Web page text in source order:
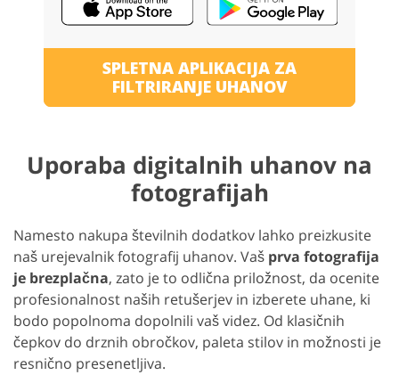
SPLETNA APLIKACIJA ZA
FILTRIRANJE UHANOV
Uporaba digitalnih uhanov na
fotografijah
Namesto nakupa številnih dodatkov lahko preizkusite
naš urejevalnik fotografij uhanov. Vaš prva fotografija
je brezplačna, zato je to odlična priložnost, da ocenite
profesionalnost naših retušerjev in izberete uhane, ki
bodo popolnoma dopolnili vaš videz. Od klasičnih
čepkov do drznih obročkov, paleta stilov in možnosti je
resnično presenetljiva.